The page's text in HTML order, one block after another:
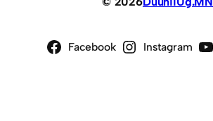
Facebook Instagram